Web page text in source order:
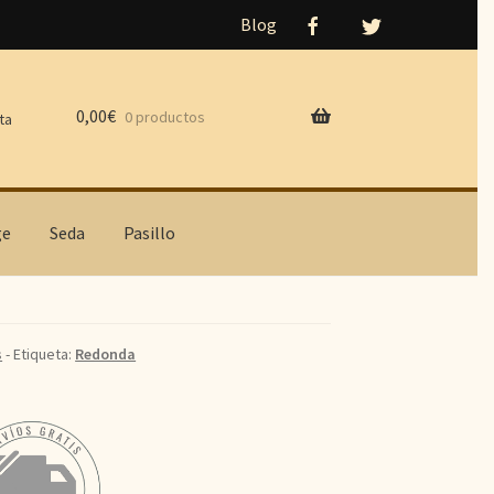
Blog
Seda Pasillo
0,00€ 0 productos
- Etiqueta: Redonda